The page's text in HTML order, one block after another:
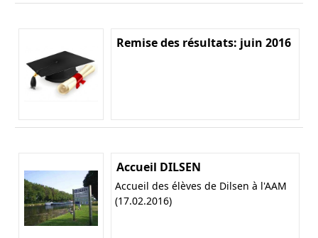
Remise des résultats: juin 2016
Accueil DILSEN
Accueil des élèves de Dilsen à l'AAM
(17.02.2016)